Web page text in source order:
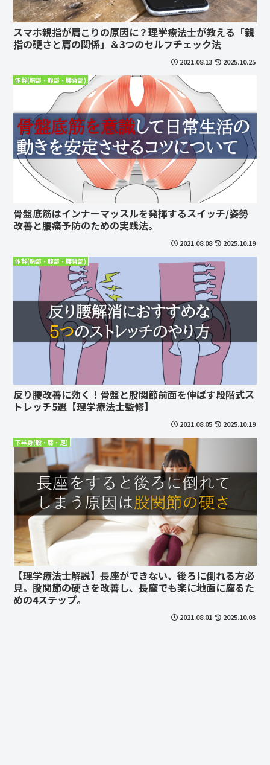
スマホ親指が肩こりの原因に？理学療法士が教える「親
指の硬さと肩の関係」＆3つのセルフチェック法
2021.08.13 2025.10.25
体幹(胸部・腹部・腰背部)
骨盤底筋はインナーマッスルを発揮するスイッチ/姿勢
改善と腰痛予防のための実践法。
2021.08.08 2025.10.19
体幹(胸部・腹部・腰背部)
反り腰改善に効く！骨盤と股関節前面を伸ばす段階式ス
トレッチ5選【理学療法士監修】
2021.08.05 2025.10.19
下半身(股・膝・足)
【理学療法士解説】長座ができない、後ろに倒れる方必
見。股関節の硬さを改善し、長座でも楽に地面に座るた
めの4ステップ。
2021.08.01 2025.10.03